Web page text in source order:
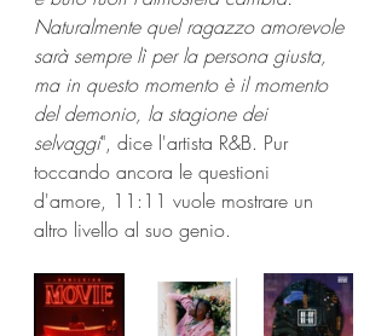
Naturalmente quel ragazzo amorevole
sarà sempre lì per la persona giusta,
ma in questo momento è il momento
del demonio, la stagione dei
selvaggi", dice l'artista R&B. Pur
toccando ancora le questioni
d'amore, 11:11 vuole mostrare un
altro livello al suo genio.